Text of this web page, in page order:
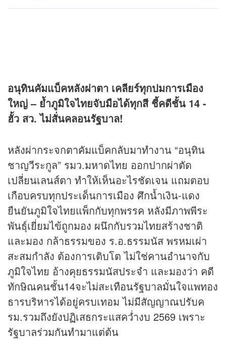
อนุทินคัมแบ็คหลังผ่าตา เคลียร์ทุกปมการเมือง
ใหญ่ – ย้ำภูมิใจไทยจับมือได้ทุกสี ชี้คดีชั้น 14 -
ฮั้ว สว. ไม่สั่นคลอนรัฐบาล!
หลังผ่ากระจกตาคัมแบ็คกลับมาทำงาน “อนุทิน
ชาญวีระกูล” รมว.มหาดไทย ออกปากผ่าตัด
เปลี่ยนเลนส์ตา ทำให้เห็นอะไรชัดเจน แถมตอบ
เกือบครบทุกประเด็นการเมือง ศึกน้ำเงิน-แดง
ยืนยันภูมิใจไทยแพ็กกับทุกพรรค หลังมีภาพพีระ
พันธุ์เยี่ยมไข้ถูกมอง ผนึกกับรวมไทยสร้างชาติ
และมอง กล้าธรรมของ ร.อ.ธรรมนัส พรหมเผ่า
สะสมกำลัง ต้องการเติบโต ไม่ใช่คานอำนาจกับ
ภูมิใจไทย อ้างคุยธรรมนัสประจำ และมองว่า คดี
ทักษิณคนชั้น14จะไม่สะเทือนรัฐบาลมั่นใจแพทอง
ธารบริหารได้อยู่ครบเทอม ไม่มีสัญญาณปรับค
รม.รวมถึงยังปฏิเสธกระแสคว่ำงบ 2569 เพราะ
รัฐบาลร่วมกันทำมาแต่ต้น